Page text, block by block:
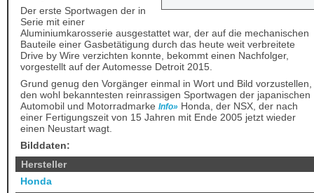
Der erste Sportwagen der in
Serie mit einer
Aluminiumkarosserie ausgestattet war, der auf die mechanischen
Bauteile einer Gasbetätigung durch das heute weit verbreitete
Drive by Wire verzichten konnte, bekommt einen Nachfolger,
vorgestellt auf der Automesse Detroit 2015.
Grund genug den Vorgänger einmal in Wort und Bild vorzustellen,
den wohl bekanntesten reinrassigen Sportwagen der japanischen
Automobil und Motorradmarke Info» Honda, der NSX, der nach
einer Fertigungszeit von 15 Jahren mit Ende 2005 jetzt wieder
einen Neustart wagt.
Bilddaten:
Hersteller
Honda